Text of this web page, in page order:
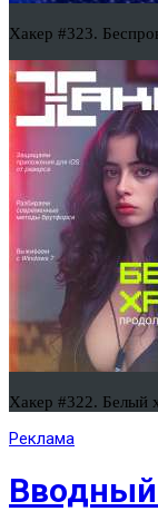
Хакер #323.
Хакер #322. Белый
Реклама
Вводный